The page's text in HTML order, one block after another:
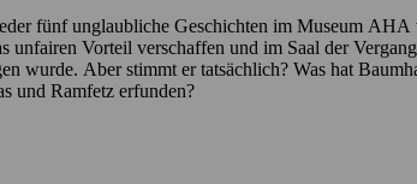
fünf unglaubliche Geschichten im Museum
Vorteil verschaffen und im Saal der
wurde. Aber stimmt er tatsächlich? Was hat
und Ramfetz erfunden?